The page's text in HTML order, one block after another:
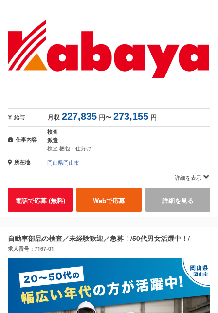
給与 月収 227,835 円〜 273,155 円
仕事内容
検査
派遣
検査 梱包・仕分け
所在地
岡山県岡山市
詳細を表示
電話で応募 (無料) Webで応募 詳細を見る
自動車部品の検査／未経験歓迎／急募！/50代男女活躍中！/
求人番号：7167-01